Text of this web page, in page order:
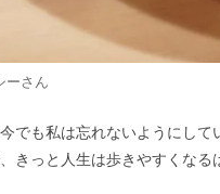
ーさん
でも私は忘れないようにし
きっと人生は歩きやすくなる